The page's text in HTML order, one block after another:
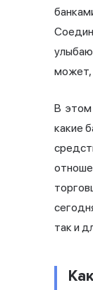
может,
В этом
какие
так и